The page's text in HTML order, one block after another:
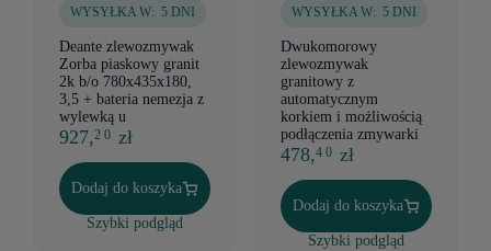
WYSYŁKA W: 5 DNI
Deante zlewozmywak
Zorba piaskowy granit
2k b/o 780x435x180,
3,5 + bateria nemezja z
wylewką u
927,2 0 zł
Dodaj do koszyka
Szybki podgląd
WYSYŁKA W: 5 DNI
Dwukomorowy
zlewozmywak
granitowy z
automatycznym
korkiem i możliwością
podłączenia zmywarki
478,4 0 zł
Dodaj do koszyka
Szybki podgląd